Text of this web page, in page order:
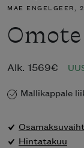
MAE ENGELGEER,
Alk. 1569€
Mallikappale
Hintatakuu